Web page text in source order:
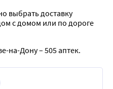
выбрать доставку
с домом или по дороге
на-Дону – 505 аптек.